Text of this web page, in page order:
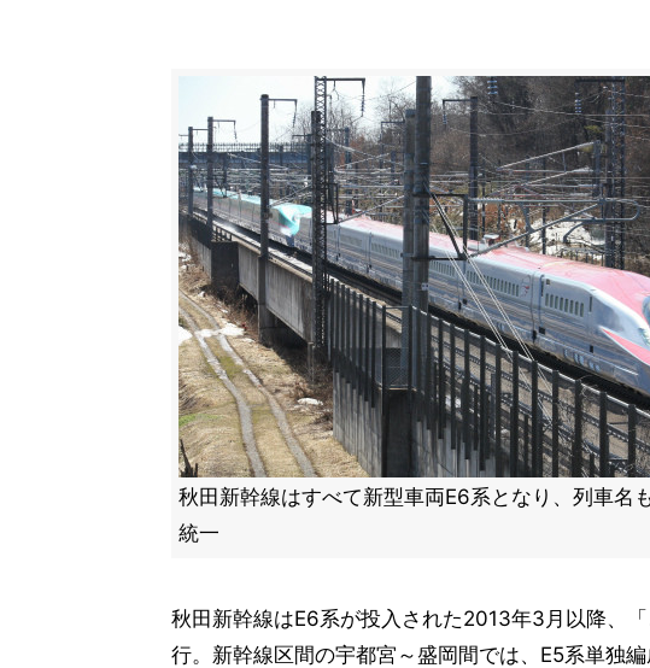
秋田新幹線はすべて新型車両E6系となり、列車名
統一
秋田新幹線はE6系が投入された2013年3月以降、
行。新幹線区間の宇都宮～盛岡間では、E5系単独